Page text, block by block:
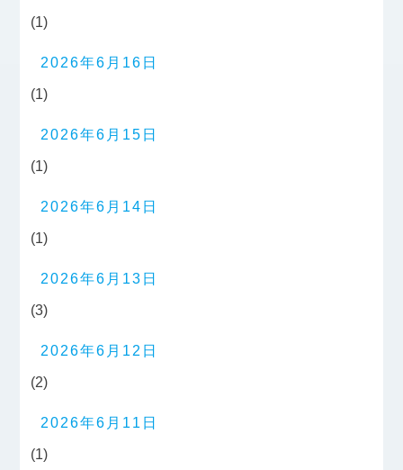
(1)
2026年6月16日
(1)
2026年6月15日
(1)
2026年6月14日
(1)
2026年6月13日
(3)
2026年6月12日
(2)
2026年6月11日
(1)